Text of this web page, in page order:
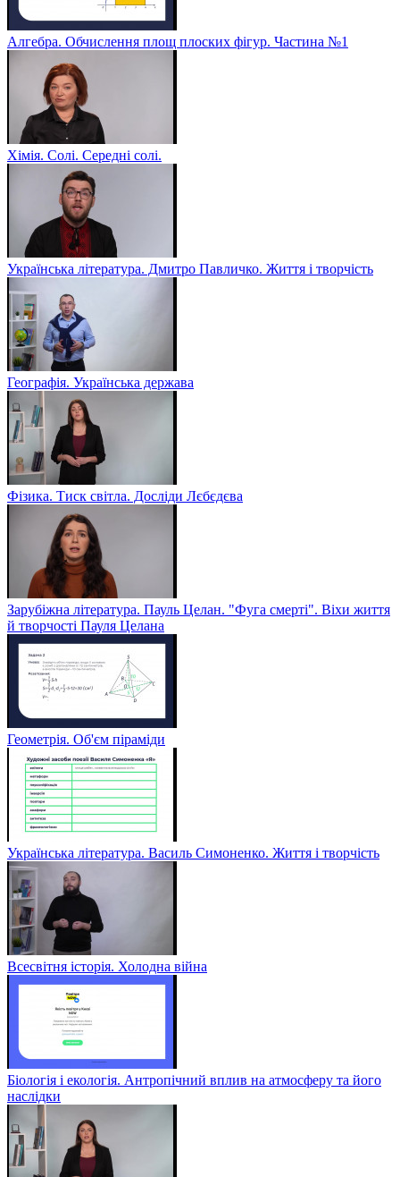
Алгебра. Обчислення площ плоских фігур. Частина №1
Хімія. Солі. Середні солі.
Українська література. Дмитро Павличко. Життя і творчість
Географія. Українська держава
Фізика. Тиск світла. Досліди Лєбєдєва
Зарубіжна література. Пауль Целан. "Фуга смерті". Віхи життя
й творчості Пауля Целана
Геометрія. Об'єм піраміди
Українська література. Василь Симоненко. Життя і творчість
Всесвітня історія. Холодна війна
Біологія і екологія. Антропічний вплив на атмосферу та його
наслідки